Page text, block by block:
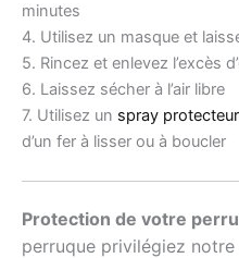
minutes
4. Utilisez un masque et
5. Rincez et enlevez l’excès
6. Laissez sécher à l’air libre
7. Utilisez un spray
d’un fer à lisser ou à boucler
Protection de votre
perruque privilégiez